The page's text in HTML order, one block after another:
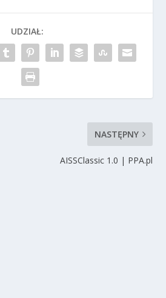
UDZIAŁ:
NASTĘPNY
AISSClassic 1.0 | PPA.pl